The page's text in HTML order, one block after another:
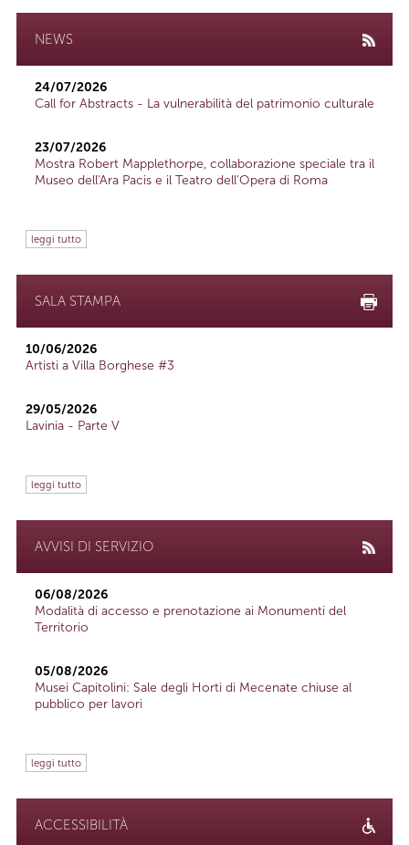
NEWS
24/07/2026
Call for Abstracts - La vulnerabilità del patrimonio culturale
23/07/2026
Mostra Robert Mapplethorpe, collaborazione speciale tra il
Museo dell'Ara Pacis e il Teatro dell'Opera di Roma
leggi tutto
SALA STAMPA
10/06/2026
Artisti a Villa Borghese #3
29/05/2026
Lavinia - Parte V
leggi tutto
AVVISI DI SERVIZIO
06/08/2026
Modalità di accesso e prenotazione ai Monumenti del
Territorio
05/08/2026
Musei Capitolini: Sale degli Horti di Mecenate chiuse al
pubblico per lavori
leggi tutto
ACCESSIBILITÀ